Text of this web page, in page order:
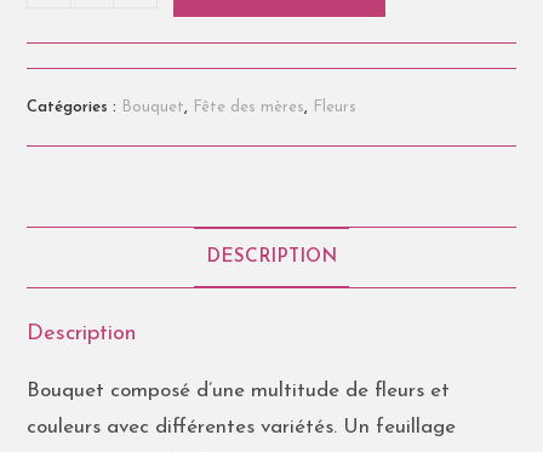
Catégories : Bouquet, Fête des mères, Fleurs
DESCRIPTION
Description
Bouquet composé d’une multitude de fleurs et
couleurs avec différentes variétés. Un feuillage